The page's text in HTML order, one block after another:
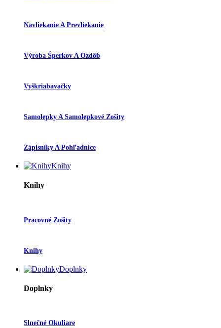
Navliekanie A Prevliekanie
Výroba Šperkov A Ozdôb
Vyškriabavačky
Samolepky A Samolepkové Zošity
Zápisníky A Pohľadnice
Knihy
Knihy
Pracovné Zošity
Knihy
Doplnky
Doplnky
Slnečné Okuliare